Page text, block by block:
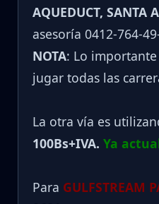
AQUEDUCT, SANTA
asesoría 0412-764-
NOTA: Lo
jugar todas las
La otra vía es
100Bs+IVA. Ya
Para GULFSTREAM